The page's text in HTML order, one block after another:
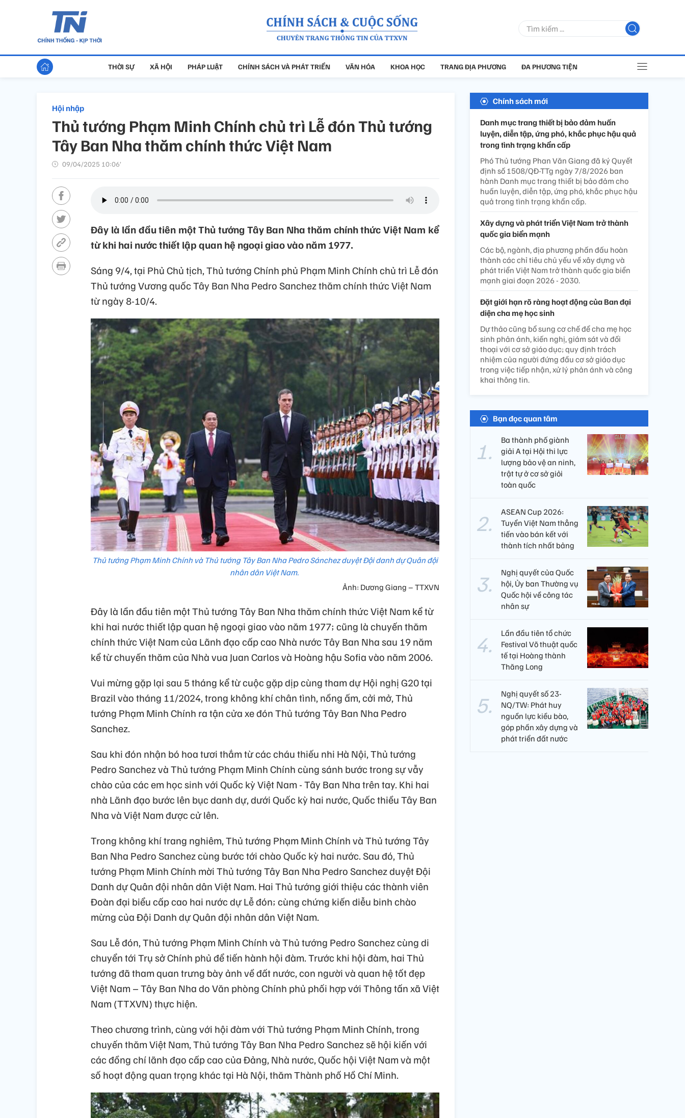
THỜI SỰ XÃ HỘI PHÁP LUẬT CHÍNH SÁCH VÀ PHÁT TRIỂN VĂN HÓA KHOA HỌC TRANG ĐỊA PHƯƠNG ĐA PHƯƠNG TIỆN
Hội nhập
Thủ tướng Phạm Minh Chính chủ trì Lễ đón Thủ tướng
Tây Ban Nha thăm chính thức Việt Nam
09/04/2025 10:06’
Đây là lần đầu tiên một Thủ tướng Tây Ban Nha thăm chính thức Việt Nam kể
từ khi hai nước thiết lập quan hệ ngoại giao vào năm 1977.
Sáng 9/4, tại Phủ Chủ tịch, Thủ tướng Chính phủ Phạm Minh Chính chủ trì Lễ đón
Thủ tướng Vương quốc Tây Ban Nha Pedro Sanchez thăm chính thức Việt Nam
từ ngày 8-10/4.
Thủ tướng Phạm Minh Chính và Thủ tướng Tây Ban Nha Pedro Sánchez duyệt Đội danh dự Quân đội
nhân dân Việt Nam.
Ảnh: Dương Giang – TTXVN
Đây là lần đầu tiên một Thủ tướng Tây Ban Nha thăm chính thức Việt Nam kể từ
khi hai nước thiết lập quan hệ ngoại giao vào năm 1977; cũng là chuyến thăm
chính thức Việt Nam của Lãnh đạo cấp cao Nhà nước Tây Ban Nha sau 19 năm
kể từ chuyến thăm của Nhà vua Juan Carlos và Hoàng hậu Sofia vào năm 2006.
Vui mừng gặp lại sau 5 tháng kể từ cuộc gặp dịp cùng tham dự Hội nghị G20 tại
Brazil vào tháng 11/2024, trong không khí chân tình, nồng ấm, cởi mở, Thủ
tướng Phạm Minh Chính ra tận cửa xe đón Thủ tướng Tây Ban Nha Pedro
Sanchez.
Sau khi đón nhận bó hoa tươi thắm từ các cháu thiếu nhi Hà Nội, Thủ tướng
Pedro Sanchez và Thủ tướng Phạm Minh Chính cùng sánh bước trong sự vẫy
chào của các em học sinh với Quốc kỳ Việt Nam - Tây Ban Nha trên tay. Khi hai
nhà Lãnh đạo bước lên bục danh dự, dưới Quốc kỳ hai nước, Quốc thiều Tây Ban
Nha và Việt Nam được cử lên.
Trong không khí trang nghiêm, Thủ tướng Phạm Minh Chính và Thủ tướng Tây
Ban Nha Pedro Sanchez cùng bước tới chào Quốc kỳ hai nước. Sau đó, Thủ
tướng Phạm Minh Chính mời Thủ tướng Tây Ban Nha Pedro Sanchez duyệt Đội
Danh dự Quân đội nhân dân Việt Nam. Hai Thủ tướng giới thiệu các thành viên
Đoàn đại biểu cấp cao hai nước dự Lễ đón; cùng chứng kiến diễu binh chào
mừng của Đội Danh dự Quân đội nhân dân Việt Nam.
Sau Lễ đón, Thủ tướng Phạm Minh Chính và Thủ tướng Pedro Sanchez cùng di
chuyển tới Trụ sở Chính phủ để tiến hành hội đàm. Trước khi hội đàm, hai Thủ
tướng đã tham quan trưng bày ảnh về đất nước, con người và quan hệ tốt đẹp
Việt Nam – Tây Ban Nha do Văn phòng Chính phủ phối hợp với Thông tấn xã Việt
Nam (TTXVN) thực hiện.
Theo chương trình, cùng với hội đàm với Thủ tướng Phạm Minh Chính, trong
chuyến thăm Việt Nam, Thủ tướng Tây Ban Nha Pedro Sanchez sẽ hội kiến với
các đồng chí lãnh đạo cấp cao của Đảng, Nhà nước, Quốc hội Việt Nam và một
số hoạt động quan trọng khác tại Hà Nội, thăm Thành phố Hồ Chí Minh.
Chính sách mới
Danh mục trang thiết bị bảo đảm huấn
luyện, diễn tập, ứng phó, khắc phục hậu quả
trong tình trạng khẩn cấp
Phó Thủ tướng Phan Văn Giang đã ký Quyết
định số 1508/QĐ-TTg ngày 7/8/2026 ban
hành Danh mục trang thiết bị bảo đảm cho
huấn luyện, diễn tập, ứng phó, khắc phục hậu
quả trong tình trạng khẩn cấp.
Xây dựng và phát triển Việt Nam trở thành
quốc gia biển mạnh
Các bộ, ngành, địa phương phấn đấu hoàn
thành các chỉ tiêu chủ yếu về xây dựng và
phát triển Việt Nam trở thành quốc gia biển
mạnh giai đoạn 2026 - 2030.
Đặt giới hạn rõ ràng hoạt động của Ban đại
diện cha mẹ học sinh
Dự thảo cũng bổ sung cơ chế để cha mẹ học
sinh phản ánh, kiến nghị, giám sát và đối
thoại với cơ sở giáo dục; quy định trách
nhiệm của người đứng đầu cơ sở giáo dục
trong việc tiếp nhận, xử lý phản ánh và công
khai thông tin.
Bạn đọc quan tâm
Ba thành phố giành
giải A tại Hội thi lực
lượng bảo vệ an ninh,
trật tự ở cơ sở giỏi
toàn quốc
ASEAN Cup 2026:
Tuyển Việt Nam thẳng
tiến vào bán kết với
thành tích nhất bảng
Nghị quyết của Quốc
hội, Ủy ban Thường vụ
Quốc hội về công tác
nhân sự
Lần đầu tiên tổ chức
Festival Võ thuật quốc
tế tại Hoàng thành
Thăng Long
Nghị quyết số 23-
NQ/TW: Phát huy
nguồn lực kiều bào,
góp phần xây dựng và
phát triển đất nước